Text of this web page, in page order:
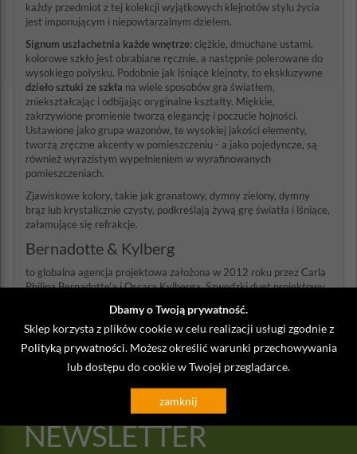
Dbamy o Twoją prywatność.
Sklep korzysta z plików cookie w celu realizacji usługi zgodnie z
Polityką prywatności . Możesz określić warunki przechowywania
lub dostępu do cookie w Twojej przeglądarce.
zamknij
każdy przedmiot z tej kolekcji wyjątkowych klejnotów stylu życia
jest imponującym i niepowtarzalnym dziełem.
Signum uszlachetnia każde wnętrze: ciężkie, dmuchane ustami,
kolorowe szkło jest obrabiane ręcznie, a następnie polerowane do
wysokiego połysku. Podobnie jak lśniące klejnoty, to ekskluzywne
dzieło sztuki ze szkła na wiele sposobów gra światłem,
zniekształcając i odbijając oryginalne kształty. Miękkie,
zakrzywione promienie tworzą elegancję i poczucie hojności.
Ustawione jako grupa wazonów, te wysokiej jakości elementy,
tworzą zręczne akcenty w pomieszczeniu - a jako pojedyncze, są
również wyrazistym wypełnieniem w wyrafinowanych
pomieszczeniach.
Zjawiskowe kolory, takie jak granatowy, dymny zielony, dymny
brąz lub krystalicznie czysty, podkreślają żywą grę światła i lśniące,
załamujące się refrakcje.
Bernadotte & Kylberg
to globalna agencja projektowa założona w 2012 roku przez Carla
Philipa Bernadotte'a i Oscara Kylberga. Szwedzki duet projektowy
macierzystym, jak i międzynarodowym. Ich filozofia projektowania
polega na tworzeniu ikonicznego i inspirującego projektu, który
trwa.
NEWSLETTER